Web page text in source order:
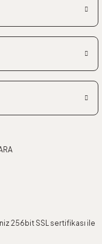
256bit SSL sertifikası ile